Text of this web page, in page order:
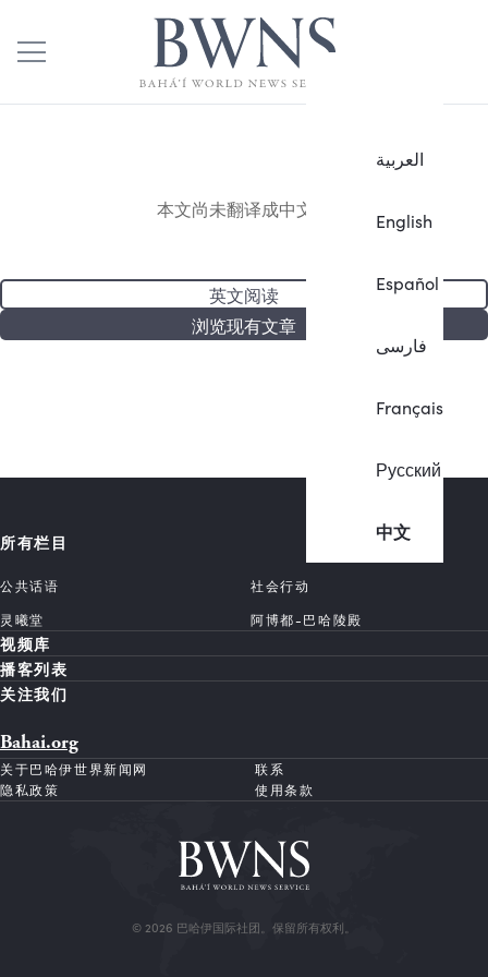
العربية
English
Español
فارسی
Français
Русский
中文
本文尚未翻译成中文。
英文阅读
浏览现有文章
所有栏目
公共话语
社会行动
灵曦堂
阿博都-巴哈陵殿
视频库
播客列表
关注我们
Bahai.org
关于巴哈伊世界新闻网
联系
隐私政策
使用条款
© 2026 巴哈伊国际社团。保留所有权利。